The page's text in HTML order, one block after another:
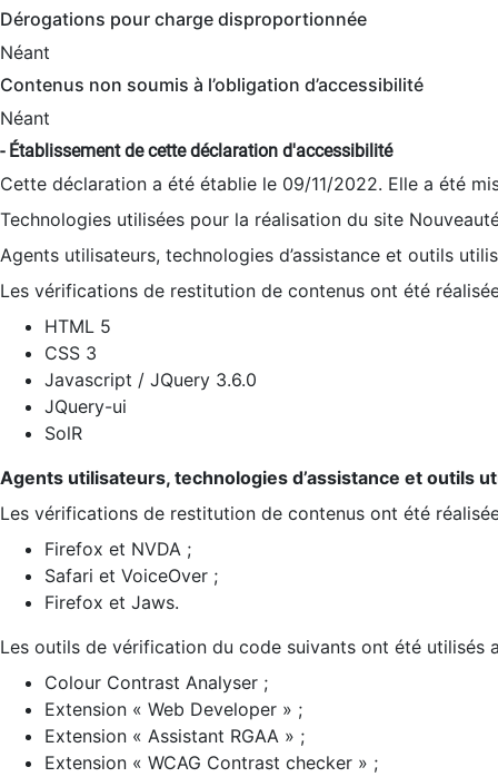
Dérogations pour charge disproportionnée
Néant
Contenus non soumis à l’obligation d’accessibilité
Néant
- Établissement de cette déclaration d'accessibilité
Cette déclaration a été établie le 09/11/2022. Elle a été
Technologies utilisées pour la réalisation du site
Agents utilisateurs, technologies d’assistance et outils
Les vérifications de restitution de contenus ont été
HTML 5
CSS 3
Javascript / JQuery 3.6.0
JQuery-ui
SolR
Agents utilisateurs, technologies d’assistance et outils
Les vérifications de restitution de contenus ont été
Firefox et NVDA ;
Safari et VoiceOver ;
Firefox et Jaws.
Les outils de vérification du code suivants ont été utilisés
Colour Contrast Analyser ;
Extension « Web Developer » ;
Extension « Assistant RGAA » ;
Extension « WCAG Contrast checker » ;